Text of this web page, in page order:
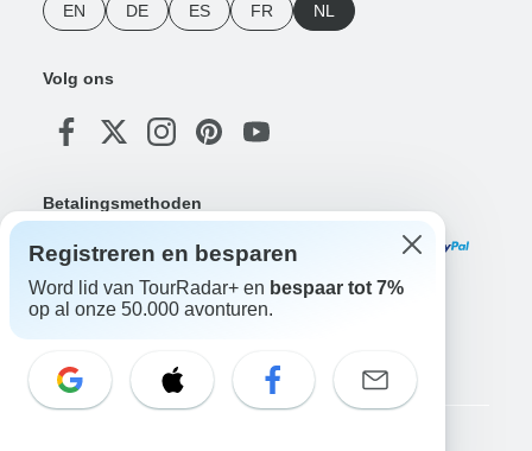
EN DE ES FR NL
Volg ons
Betalingsmethoden
Registreren en besparen
Word lid van TourRadar+ en bespaar tot 7%
op al onze 50.000 avonturen.